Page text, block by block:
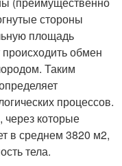
стороны
площадь
обмен
Таким
процессов.
через которые
в среднем 3820 м2,
тела.